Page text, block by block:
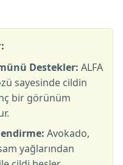
Destekler: ALFA
sayesinde cildin
bir görünüm
Avokado,
yağlarından